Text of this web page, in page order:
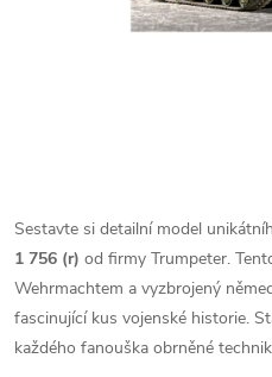
Sestavte si detailní model
1 756 (r) od firmy Trumpeter.
Wehrmachtem a vyzbrojený
fascinující kus vojenské historie.
každého fanouška obrněné